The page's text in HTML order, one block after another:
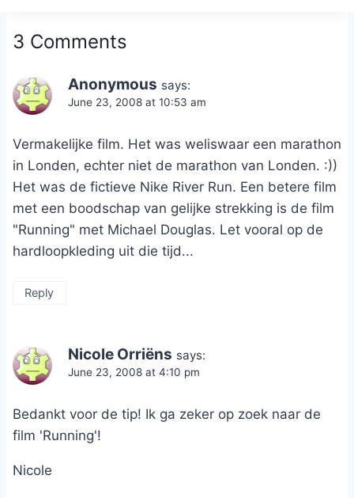
3 Comments
Anonymous says:
June 23, 2008 at 10:53 am
Vermakelijke film. Het was weliswaar een marathon
in Londen, echter niet de marathon van Londen. :))
Het was de fictieve Nike River Run. Een betere film
met een boodschap van gelijke strekking is de film
"Running" met Michael Douglas. Let vooral op de
hardloopkleding uit die tijd...
Reply
Nicole Orriëns says:
June 23, 2008 at 4:10 pm
Bedankt voor de tip! Ik ga zeker op zoek naar de
film 'Running'!
Nicole